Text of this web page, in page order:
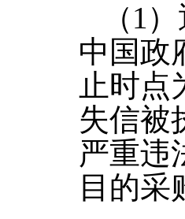
（1 ）
中国政
止时点
失信被
严重违
目的采